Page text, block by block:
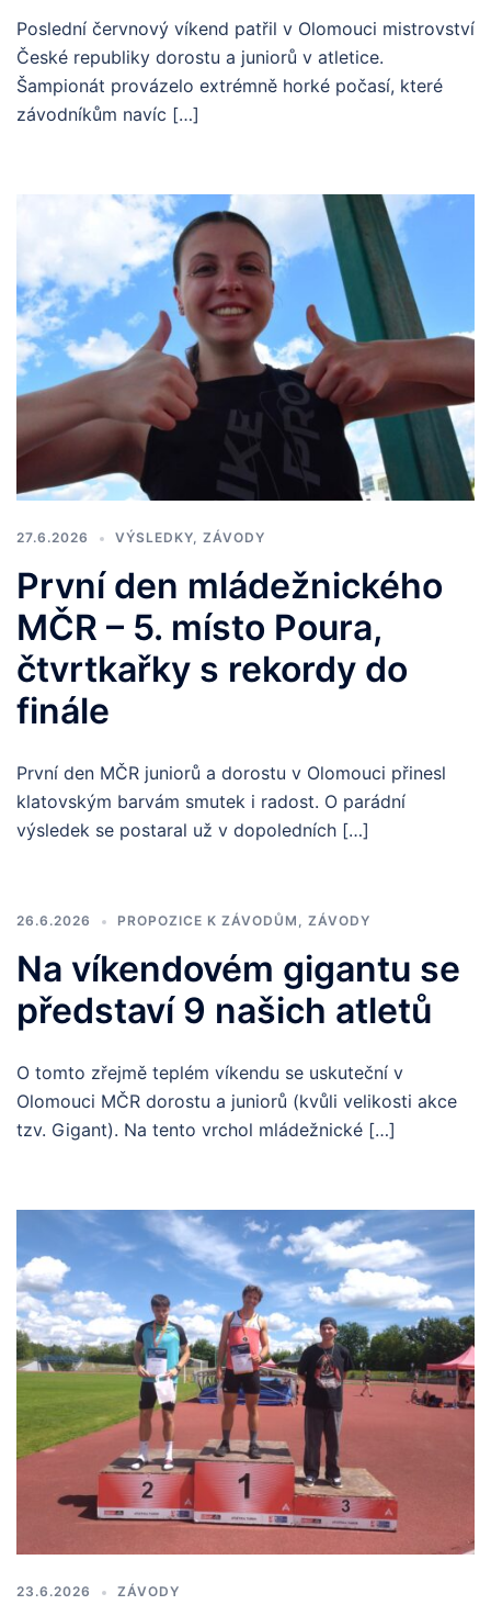
Poslední červnový víkend patřil v Olomouci mistrovství
České republiky dorostu a juniorů v atletice.
Šampionát provázelo extrémně horké počasí, které
závodníkům navíc […]
27.6.2026 VÝSLEDKY, ZÁVODY
První den mládežnického
MČR – 5. místo Poura,
čtvrtkařky s rekordy do
finále
První den MČR juniorů a dorostu v Olomouci přinesl
klatovským barvám smutek i radost. O parádní
výsledek se postaral už v dopoledních […]
26.6.2026 PROPOZICE K ZÁVODŮM , ZÁVODY
Na víkendovém gigantu se
představí 9 našich atletů
O tomto zřejmě teplém víkendu se uskuteční v
Olomouci MČR dorostu a juniorů (kvůli velikosti akce
tzv. Gigant). Na tento vrchol mládežnické […]
23.6.2026 ZÁVODY